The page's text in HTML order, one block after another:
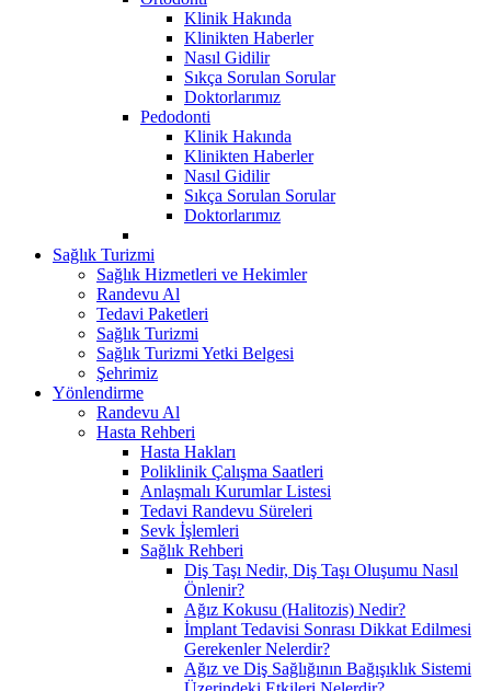
Klinik Hakında
Klinikten Haberler
Nasıl Gidilir
Sıkça Sorulan Sorular
Doktorlarımız
Pedodonti
Klinik Hakında
Klinikten Haberler
Nasıl Gidilir
Sıkça Sorulan Sorular
Doktorlarımız
Sağlık Turizmi
Sağlık Hizmetleri ve Hekimler
Randevu Al
Tedavi Paketleri
Sağlık Turizmi
Sağlık Turizmi Yetki Belgesi
Şehrimiz
Yönlendirme
Randevu Al
Hasta Rehberi
Hasta Hakları
Poliklinik Çalışma Saatleri
Anlaşmalı Kurumlar Listesi
Tedavi Randevu Süreleri
Sevk İşlemleri
Sağlık Rehberi
Diş Taşı Nedir, Diş Taşı Oluşumu Nasıl
Önlenir?
Ağız Kokusu (Halitozis) Nedir?
İmplant Tedavisi Sonrası Dikkat Edilmesi
Gerekenler Nelerdir?
Ağız ve Diş Sağlığının Bağışıklık Sistemi